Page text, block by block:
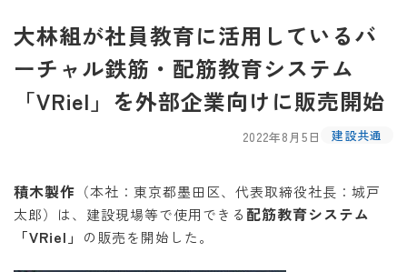
大林組が社員教育に活用しているバ
ーチャル鉄筋・配筋教育システム
「VRiel」を外部企業向けに販売開始
2022年8月5日 建設共通
積木製作 （本社：東京都墨田区、代表取締役社長：城戸
太郎）は、建設現場等で使用できる配筋教育システム
「VRiel」
の販売を開始した。